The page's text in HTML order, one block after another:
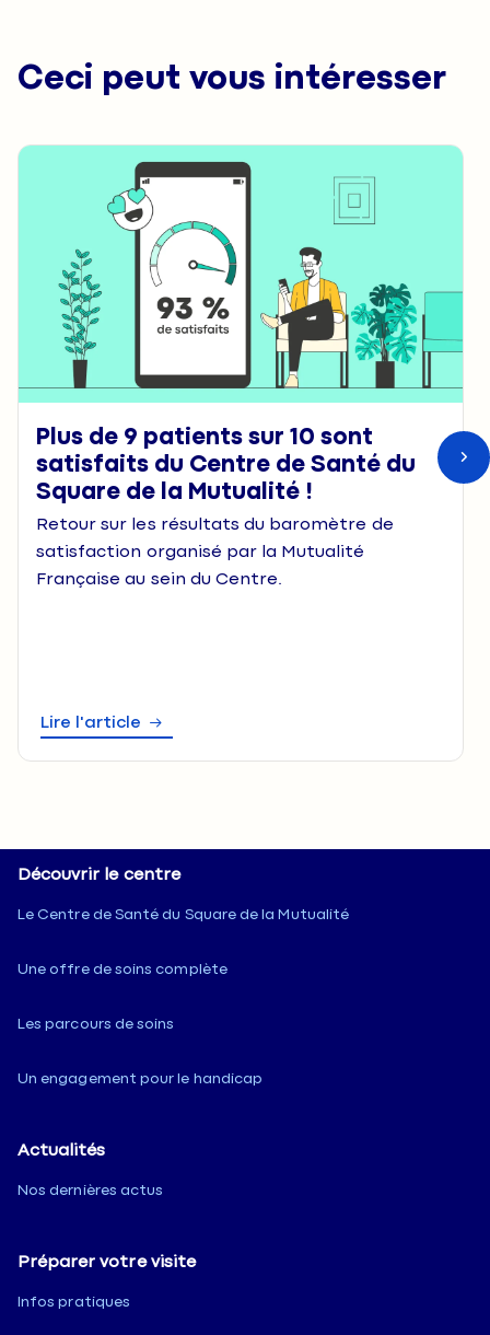
Ceci peut vous intéresser
Plus de 9 patients sur 10 sont
satisfaits du Centre de Santé du
Square de la Mutualité !
Retour sur les résultats du baromètre de
satisfaction organisé par la Mutualité
Française au sein du Centre.
Lire l'article
Découvrir le centre
Le Centre de Santé du Square de la Mutualité
Une offre de soins complète
Les parcours de soins
Un engagement pour le handicap
Actualités
Nos dernières actus
Préparer votre visite
Infos pratiques